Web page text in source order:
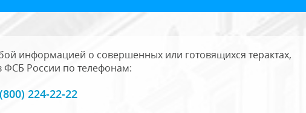
информацией о совершенных или готовящихся терактах,
ФСБ России по телефонам:
224-22-22